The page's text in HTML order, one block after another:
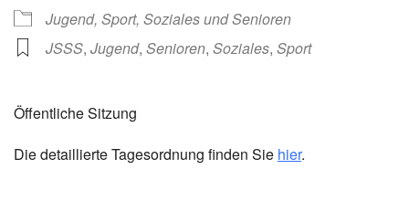
Jugend, Sport, Soziales und Senioren
JSSS, Jugend, Senioren, Soziales, Sport
Öffentliche Sitzung
Die detaillierte Tagesordnung finden Sie hier.